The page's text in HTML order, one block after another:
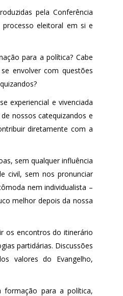
pela Conferência
eleitoral em si e
para a política? Cabe
envolver com questões
experiencial e vivenciada
nossos catequizandos e
diretamente com a
sem qualquer influência
civil, sem nos pronunciar
nem individualista –
melhor depois da nossa
os encontros do itinerário
partidárias. Discussões
valores do Evangelho,
formação para a política,